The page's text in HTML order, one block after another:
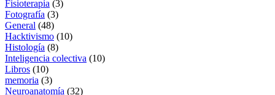
Fisioterapia (3)
Fotografía (3)
General (48)
Hacktivismo (10)
Histología (8)
Inteligencia colectiva (10)
Libros (10)
memoria (3)
Neuroanatomía (32)